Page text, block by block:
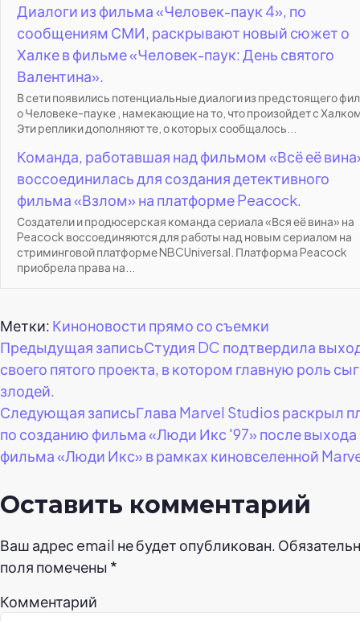
Диалоги из фильма «Человек-паук 4», по
сообщениям СМИ, раскрывают новый сюжет о
Халке в фильме «Человек-паук: День святого
Валентина».
В сети появились потенциальные диалоги из предстоящего
о Человеке-пауке , намекающие на то, что произойдет с
Эти реплики дополняют те, о которых сообщалось...
Команда, работавшая над фильмом «Всё её
воссоединилась для создания детективного
фильма «Взлом» на платформе Peacock.
Создатели и продюсерская команда сериала «Вся её вина» на
Peacock воссоединяются для работы над новым сериалом на
стриминговой платформе NBCUniversal. Платформа Peacock
приобрела права на...
Метки: Киноновости прямо со съемки
Навигация
по
записям
Предыдущая записьСтудия DC подтвердила
своего пятого проекта, в котором главную роль
злодей.
Следующая записьГлава Marvel Studios раскрыл
по созданию фильма «Люди Икс '97» после выхода
фильма «Люди Икс» в рамках киновселенной
Оставить комментарий
Ваш адрес email не будет опубликован.
поля помечены *
Комментарий